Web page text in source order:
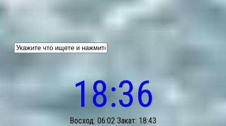
18:36
Восход: 06:02 Закат: 18:43